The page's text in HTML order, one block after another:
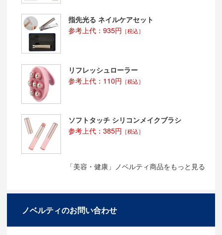
指先光る ネイルケアセット
参考上代：935円 ［税込］
リフレッシュローラー
参考上代：110円 ［税込］
ソフトタッチ シリコンメイクブラシ
参考上代：385円 ［税込］
「美容・健康」ノベルティ商品をもっと見る
ノベルティのお問い合わせ